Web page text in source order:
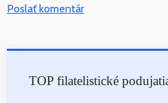
Poslať komentár
TOP filatelistické